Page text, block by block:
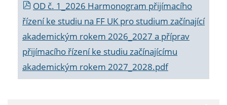
OD č. 1_2026 Harmonogram přijímacího
řízení ke studiu na FF UK pro studium začínající
akademickým rokem 2026_2027 a příprav
přijímacího řízení ke studiu začínajícímu
akademickým rokem 2027_2028.pdf